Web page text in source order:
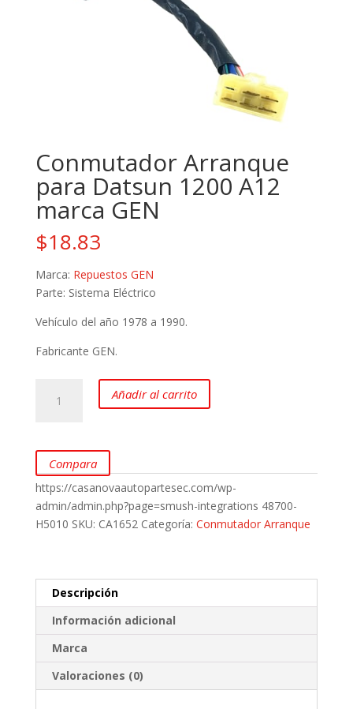
Conmutador Arranque
para Datsun 1200 A12
marca GEN
$18.83
Marca: Repuestos GEN
Parte: Sistema Eléctrico
Vehículo del año 1978 a 1990.
Fabricante GEN.
Arranque
1200
A12
marca
GEN
cantidad
Añadir al carrito
Compara
https://casanovaautopartesec.com/wp-
admin/admin.php?page=smush-integrations 48700-
H5010 SKU: CA1652 Categoría: Conmutador Arranque
Descripción
Información adicional
Marca
Valoraciones (0)